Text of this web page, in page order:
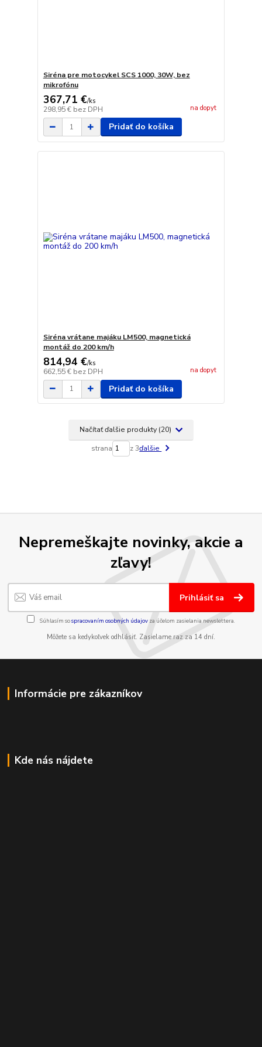
Siréna pre motocykel SCS 1000, 30W, bez
mikrofónu
367,71 €/ks
298,95 € bez DPH na dopyt
Pridať do košíka
Siréna vrátane majáku LM500, magnetická
montáž do 200 km/h
814,94 €/ks
662,55 € bez DPH na dopyt
Pridať do košíka
Načítať ďalšie produkty (20)
strana z 3ďalšie
Nepremeškajte novinky, akcie a
zľavy!
Prihlásiť sa
Súhlasím sospracovaním osobných údajov za účelom zasielania newslettera.
Môžete sa kedykoľvek odhlásiť. Zasielame raz za 14 dní.
Informácie pre zákazníkov
Kde nás nájdete